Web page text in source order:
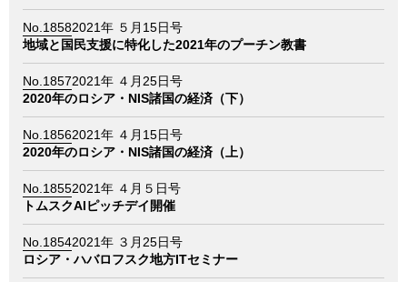
No.18582021年 ５月15日号
地域と国民支援に特化した2021年のプーチン教書
No.18572021年 ４月25日号
2020年のロシア・NIS諸国の経済（下）
No.18562021年 ４月15日号
2020年のロシア・NIS諸国の経済（上）
No.18552021年 ４月５日号
トムスクAIピッチデイ開催
No.18542021年 ３月25日号
ロシア・ハバロフスク地方ITセミナー